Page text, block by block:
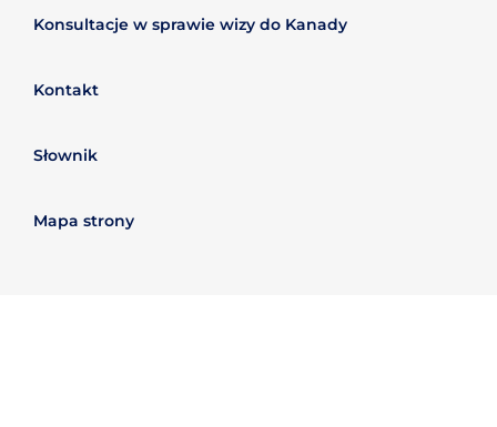
Konsultacje w sprawie wizy do Kanady
Kontakt
Słownik
Mapa strony